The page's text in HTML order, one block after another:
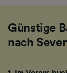
Günstige
nach